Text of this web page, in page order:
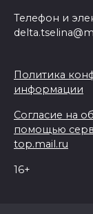
Телефон и
Политика
информации
Согласие на
помощью
top.mail.ru
16+